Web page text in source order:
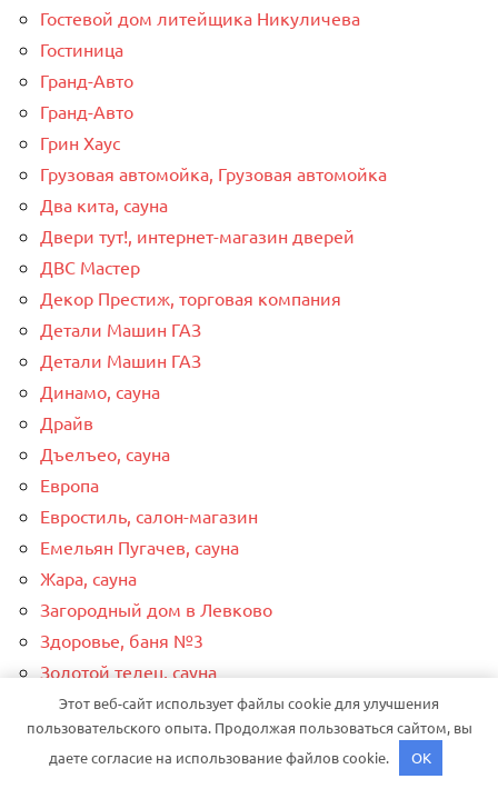
Гостевой дом литейщика Никуличева
Гостиница
Гранд-Авто
Гранд-Авто
Грин Хаус
Грузовая автомойка, Грузовая автомойка
Два кита, сауна
Двери тут!, интернет-магазин дверей
ДВС Мастер
Декор Престиж, торговая компания
Детали Машин ГАЗ
Детали Машин ГАЗ
Динамо, сауна
Драйв
Дъелъео, сауна
Европа
Евростиль, салон-магазин
Емельян Пугачев, сауна
Жара, сауна
Загородный дом в Левково
Здоровье, баня №3
Золотой телец, сауна
Ижавто
Ижемские бани и Термы
Ижорец, спортивно-оздоровительный комплекс
Этот веб-сайт использует файлы cookie для улучшения
пользовательского опыта. Продолжая пользоваться сайтом, вы
даете согласие на использование файлов cookie.
OK